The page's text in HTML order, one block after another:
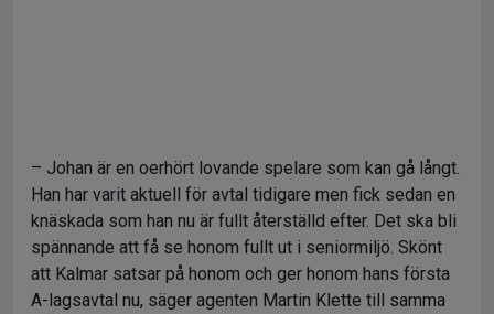
– Johan är en oerhört lovande spelare som kan gå långt.
Han har varit aktuell för avtal tidigare men fick sedan en
knäskada som han nu är fullt återställd efter. Det ska bli
spännande att få se honom fullt ut i seniormiljö. Skönt
att Kalmar satsar på honom och ger honom hans första
A-lagsavtal nu, säger agenten Martin Klette till samma